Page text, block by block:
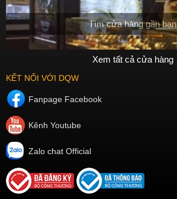
Tìm cửa hàng gần bạn
Xem tất cả cửa hàng
KẾT NỐI VỚI DQW
Fanpage Facebook
Kênh Youtube
Zalo chat Official